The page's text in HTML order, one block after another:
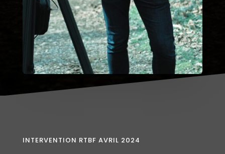
INTERVENTION RTBF AVRIL 2024